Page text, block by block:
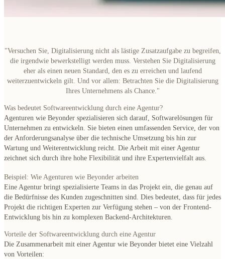
"Versuchen Sie, Digitalisierung nicht als lästige Zusatzaufgabe zu begreifen
die irgendwie bewerkstelligt werden muss. Verstehen Sie Digitalisierung
eher als einen neuen Standard , den es zu erreichen und laufend
weiterzuentwickeln gilt. Und vor allem: Betrachten Sie die Digitalisierung
Ihres Unternehmens als Chance. "
Was bedeutet Softwareentwicklung durch eine Agentur?
Agenturen wie Beyonder spezialisieren sich darauf, Softwarelösungen für
Unternehmen zu entwickeln. Sie bieten einen umfassenden Service, der von
der Anforderungsanalyse über die technische Umsetzung bis hin zur
Wartung und Weiterentwicklung reicht. Die Arbeit mit einer Agentur
zeichnet sich durch ihre hohe Flexibilität und ihre Expertenvielfalt aus.
Beispiel: Wie Agenturen wie Beyonder arbeiten
Eine Agentur bringt spezialisierte Teams in das Projekt ein, die genau auf
die Bedürfnisse des Kunden zugeschnitten sind. Dies bedeutet, dass für jedes
Projekt die richtigen Experten zur Verfügung stehen – von der Frontend-
Entwicklung bis hin zu komplexen Backend-Architekturen.
Vorteile der Softwareentwicklung durch eine Agentur
Die Zusammenarbeit mit einer Agentur wie Beyonder bietet eine Vielzahl
von Vorteilen: